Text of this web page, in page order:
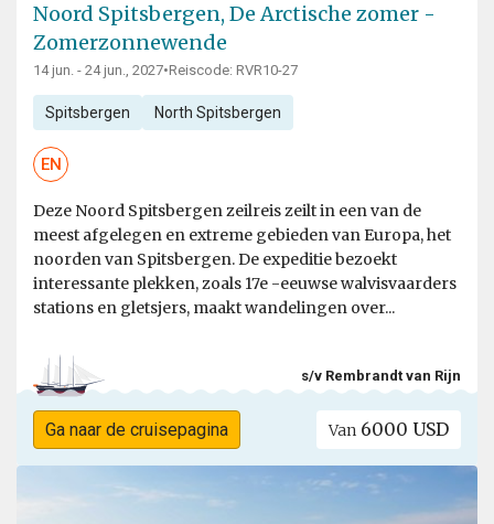
Noord Spitsbergen, De Arctische zomer -
Zomerzonnewende
14 jun. - 24 jun., 2027•Reiscode: RVR10-27
Spitsbergen North Spitsbergen
EN
Deze Noord Spitsbergen zeilreis zeilt in een van de
meest afgelegen en extreme gebieden van Europa, het
noorden van Spitsbergen. De expeditie bezoekt
interessante plekken, zoals 17e -eeuwse walvisvaarders
stations en gletsjers, maakt wandelingen over...
s/v Rembrandt van Rijn
Ga naar de cruisepagina Van 6000 USD